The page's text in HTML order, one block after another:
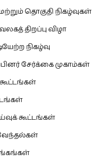
தொகுதி நிகழ்வுகள்
திறப்பு விழா
நிகழ்வு
சேர்க்கை முகாம்கள்
கூட்டங்கள்